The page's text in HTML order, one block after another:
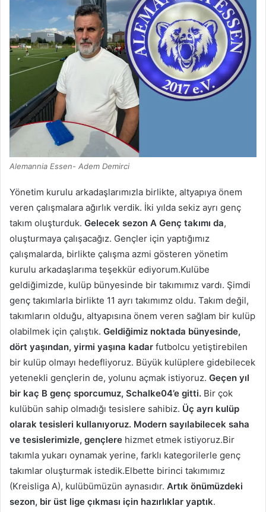
Alemannia Essen- Adem Demirci
Yönetim kurulu arkadaşlarımızla birlikte, altyapıya önem
veren çalışmalara ağırlık verdik. İki yılda sekiz ayrı genç
takım oluşturduk. Gelecek sezon A Genç takımı da,
oluşturmaya çalışacağız. Gençler için yaptığımız
çalışmalarda, birlikte çalışma azmi gösteren yönetim
kurulu arkadaşlarıma teşekkür ediyorum.Kulübe
geldiğimizde, kulüp bünyesinde bir takımımız vardı. Şimdi
genç takımlarla birlikte 11 ayrı takımımz oldu. Takım değil,
takımların olduğu, altyapısına önem veren sağlam bir kulüp
olabilmek için çalıştık. Geldiğimiz noktada bünyesinde,
dört yaşından, yirmi yaşına kadar futbolcu yetiştirebilen
bir kulüp olmayı hedefliyoruz. Büyük kulüplere gidebilecek
yetenekli gençlerin de, yolunu açmak istiyoruz. Geçen yıl
bir kaç B genç sporcumuz, Schalke04’e gitti. Bir çok
kulübün sahip olmadığı tesislere sahibiz. Üç ayrı kulüp
olarak tesisleri kullanıyoruz. Modern sayılabilecek saha
ve tesislerimizle, gençlere hizmet etmek istiyoruz.Bir
takımla yukarı oynamak yerine, farklı kategorilerle genç
takımlar oluşturmak istedik.Elbette birinci takımımız
(Kreisliga A), kulübümüzün aynasıdır. Artık önümüzdeki
sezon, bir üst lige çıkması için hazırlıklar yaptık.